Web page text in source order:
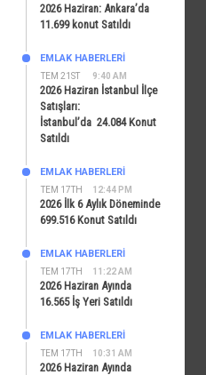
2026 Haziran: Ankara’da
11.699 konut Satıldı
TEM 21ST 9:40 AM
EMLAK HABERLERI
2026 Haziran İstanbul İlçe
Satışları:
İstanbul’da 24.084 Konut
Satıldı
TEM 17TH 12:44 PM
EMLAK HABERLERI
2026 İlk 6 Aylık Döneminde
699.516 Konut Satıldı
TEM 17TH 11:22 AM
EMLAK HABERLERI
2026 Haziran Ayında
16.565 İş Yeri Satıldı
TEM 17TH 10:31 AM
EMLAK HABERLERI
2026 Haziran Ayında